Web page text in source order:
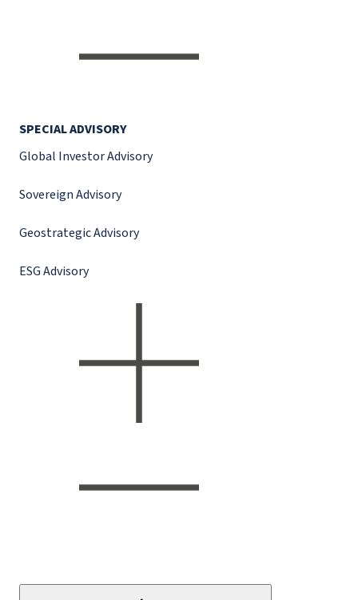
SPECIAL ADVISORY
Global Investor Advisory
Sovereign Advisory
Geostrategic Advisory
ESG Advisory